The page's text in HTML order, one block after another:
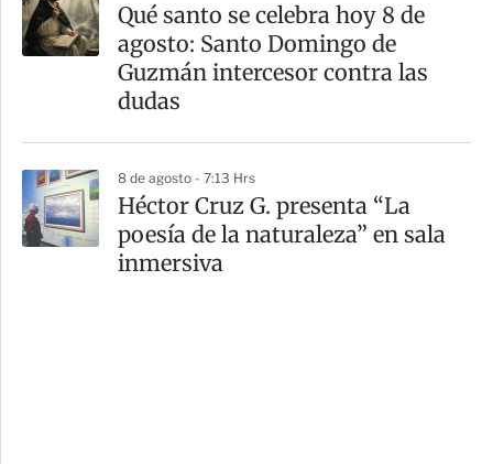
Qué santo se celebra hoy 8 de
agosto: Santo Domingo de
Guzmán intercesor contra las
dudas
8 de agosto - 7:13 Hrs
Héctor Cruz G. presenta “La
poesía de la naturaleza” en sala
inmersiva